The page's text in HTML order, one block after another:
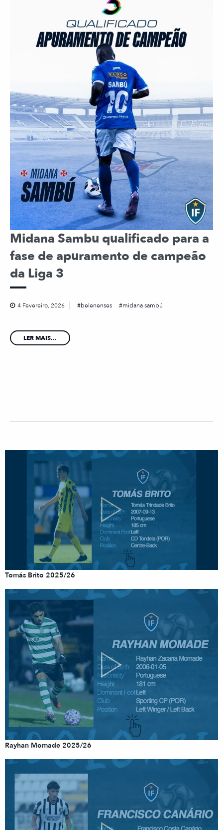
Midana Sambu qualificado para a
fase de apuramento de campeão
da Liga 3
4 Fevereiro, 2026 belenenses midana sambú
LER MAIS...
Tomás Brito 2025/26
Rayhan Momade 2025/26